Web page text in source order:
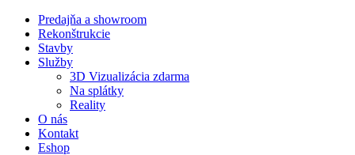
Predajňa a showroom
Rekonštrukcie
Stavby
Služby
3D Vizualizácia zdarma
Na splátky
Reality
O nás
Kontakt
Eshop